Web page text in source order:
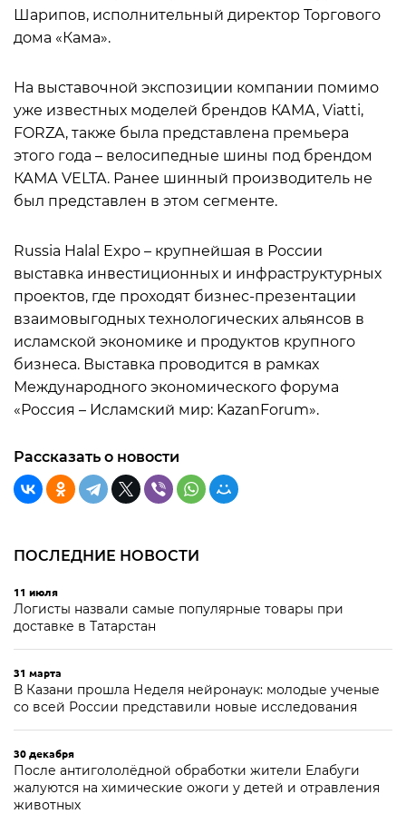
Шарипов, исполнительный директор Торгового
дома «Кама».
На выставочной экспозиции компании помимо
уже известных моделей брендов КАМА, Viatti,
FORZA, также была представлена премьера
этого года – велосипедные шины под брендом
КАМА VELTA. Ранее шинный производитель не
был представлен в этом сегменте.
Russia Halal Expo – крупнейшая в России
выставка инвестиционных и инфраструктурных
проектов, где проходят бизнес-презентации
взаимовыгодных технологических альянсов в
исламской экономике и продуктов крупного
бизнеса. Выставка проводится в рамках
Международного экономического форума
«Россия – Исламский мир: KazanForum».
Рассказать о новости
ПОСЛЕДНИЕ НОВОСТИ
11 июля
Логисты назвали самые популярные товары при
доставке в Татарстан
31 марта
В Казани прошла Неделя нейронаук: молодые ученые
со всей России представили новые исследования
30 декабря
После антигололёдной обработки жители Елабуги
жалуются на химические ожоги у детей и отравления
животных